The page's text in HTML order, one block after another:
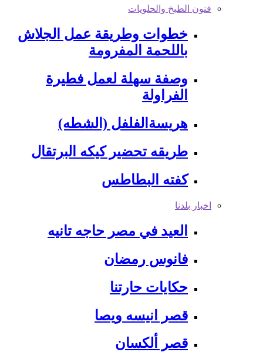
فنون الطبخ والحلويات
خطوات وطريقة عمل الجلاش
باللحمة المفرومة
وصفة سهلة لعمل فطيرة
الفراولة
هريسةالفلفل (الشطه)
طريقه تحضير كيكه البرتقال
كفته البطاطس
اخبار بلدنا
العيد في مصر حاجه تانيه
فانوس رمضان
حكايات حارتنا
قصر انيسه ويصا
قصر ألكسان